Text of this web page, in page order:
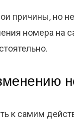
причины, но
номера на
к самим